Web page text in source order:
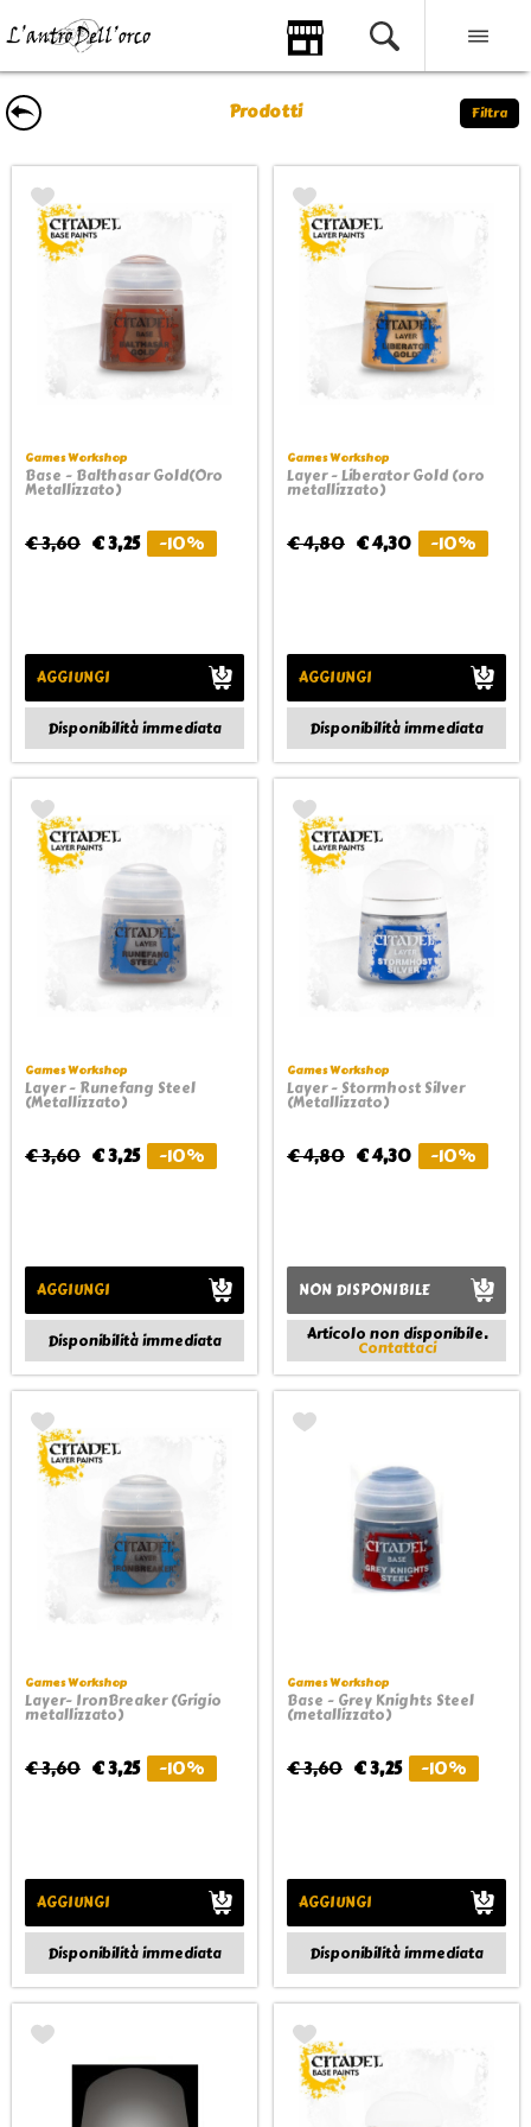
Prodotti Filtra
Games Workshop
Base - Balthasar Gold(Oro
Metallizzato)
€ 3,60 € 3,25 -10%
AGGIUNGI
Disponibilità immediata
Games Workshop
Layer - Liberator Gold (oro
metallizzato)
€ 4,80 € 4,30 -10%
AGGIUNGI
Disponibilità immediata
Games Workshop
Layer - Runefang Steel
(Metallizzato)
€ 3,60 € 3,25 -10%
AGGIUNGI
Disponibilità immediata
Games Workshop
Layer - Stormhost Silver
(Metallizzato)
€ 4,80 € 4,30 -10%
NON DISPONIBILE
Articolo non disponibile.
Contattaci
Games Workshop
Layer- IronBreaker (Grigio
metallizzato)
€ 3,60 € 3,25 -10%
AGGIUNGI
Disponibilità immediata
Games Workshop
Base - Grey Knights Steel
(metallizzato)
€ 3,60 € 3,25 -10%
AGGIUNGI
Disponibilità immediata